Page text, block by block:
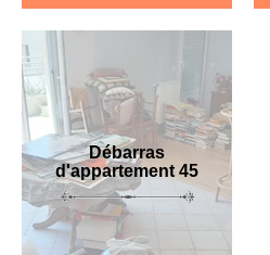
Débarras
d'appartement 45